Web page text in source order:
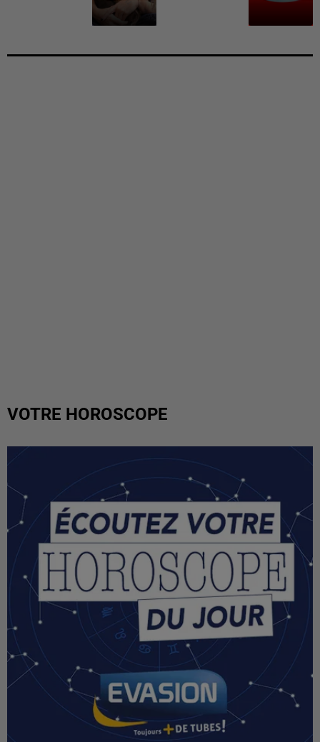
VOTRE HOROSCOPE